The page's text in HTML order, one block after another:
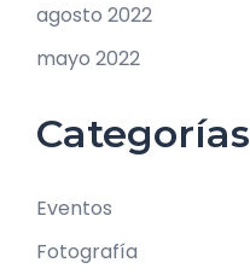
agosto 2022
mayo 2022
Categorías
Eventos
Fotografía